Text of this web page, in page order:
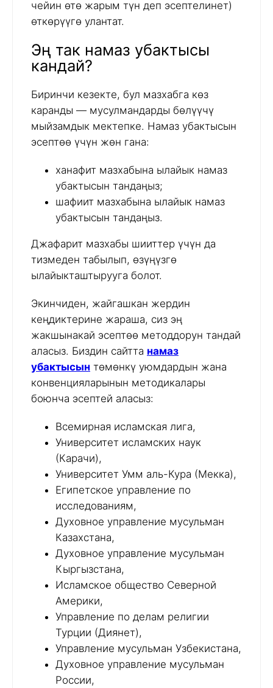
чейин өтө жарым түн деп эсептелинет)
өткөрүүгө улантат.
Эң так намаз убактысы
кандай?
Биринчи кезекте, бул мазхабга көз
каранды — мусулмандарды бөлүүчү
мыйзамдык мектепке. Намаз убактысын
эсептөө үчүн жөн гана:
ханафит мазхабына ылайык намаз
убактысын тандаңыз;
шафиит мазхабына ылайык намаз
убактысын тандаңыз.
Джафарит мазхабы шииттер үчүн да
тизмеден табылып, өзүңүзгө
ылайыкташтырууга болот.
Экинчиден, жайгашкан жердин
кеңдиктерине жараша, сиз эң
жакшынакай эсептөө методдорун тандай
аласыз. Биздин сайтта намаз
убактысын төмөнкү уюмдардын жана
конвенцияларынын методикалары
боюнча эсептей аласыз:
Всемирная исламская лига,
Университет исламских наук
(Карачи),
Университет Умм аль-Кура (Мекка),
Египетское управление по
исследованиям,
Духовное управление мусульман
Казахстана,
Духовное управление мусульман
Кыргызстана,
Исламское общество Северной
Америки,
Управление по делам религии
Турции (Диянет),
Управление мусульман Узбекистана,
Духовное управление мусульман
России,